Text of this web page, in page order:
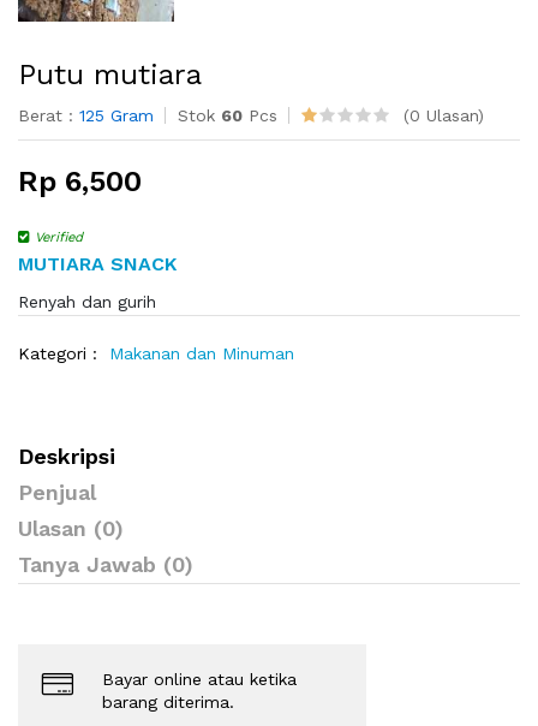
Putu mutiara
Berat : 125 Gram Stok 60 Pcs (0 Ulasan)
Rp 6,500
Verified
MUTIARA SNACK
Renyah dan gurih
Kategori : Makanan dan Minuman
Deskripsi
Penjual
Ulasan (0)
Tanya Jawab (0)
Bayar online atau ketika
barang diterima.